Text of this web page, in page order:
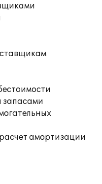
запасами
амортизации